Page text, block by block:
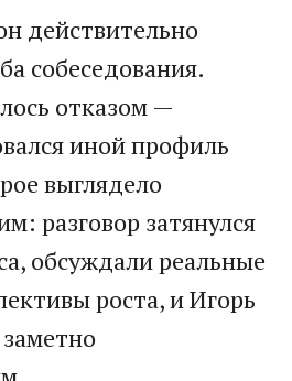
действительно
собеседования.
отказом —
иной профиль
выглядело
разговор затянулся
обсуждали реальные
роста, и Игорь